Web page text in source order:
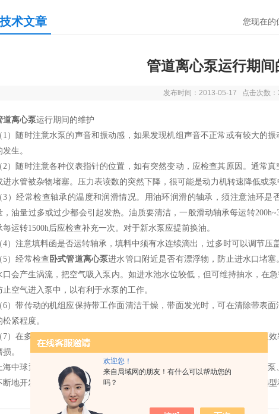
欢迎您！
来自局域网的朋友！有什么可以帮助您的
吗？
技术文章 您现在的
管道离心泵运行期间
发布时间：2013-05-17 点击次数：
道离心泵运行期间的维护
1）
随时注意水泵的声音和振动感，如果发现机组声音不正常或有较大的
发生。
2）
随时注意各种仪表指针的位置，如有突然变动，应检查其原因。通常
进水管被杂物堵塞。压力表读数的突然下降，很可能是动力机转速降低或
3）经常检查轴承的温度和润滑情况。用油环润滑的轴承，须注意油环是
，油量过多或过少都会引起发热。油质要清洁，一般滑动轴承每运转
每运转1500h后应检查补充一次。对于新水泵应提前换油。
4） 注意填料函是否运转轴承，填料中须有水连续滴出，过多时可以调节压
5）经常检查 卧式管道离心泵进水管口附近是否有漂浮物，防止进水口堵
口会产生涡流，把空气吸入泵内。如进水池水位较低，但可维持抽水，在
止空气进入泵中，以有利于水泵的工作。
6）带传动的机组应保持带工作面清洁干燥，带面发光时，可在清除带表
松紧程度。
7）在多泥沙河流抽水时，应注意含沙量一般不应超过
；否则会使水泵
损。
海中球泵业
www.pumpzq.com是一家专业生产：不锈钢离心泵、管道离心泵
断地开发研究和制造新一代系列离心泵，以适应各行业的需求。有任何选